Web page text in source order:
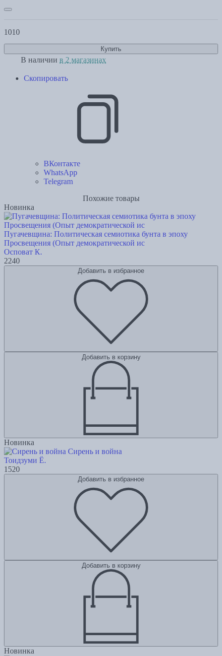
1010
Купить
В наличии в 2 магазинах
Скопировать
ВКонтакте
WhatsApp
Telegram
Похожие товары
Новинка
Пугачевщина: Политическая семиотика бунта в эпоху
Просвещения (Опыт демократической ис
Осповат К.
2240
Добавить в избранное
Добавить в корзину
Новинка
Сирень и война
Тоидзуми Ё.
1520
Добавить в избранное
Добавить в корзину
Новинка